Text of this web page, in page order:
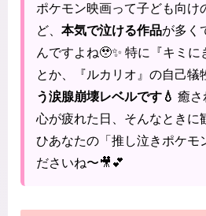
ポケモン映画って子ども向け
ど、 本気で泣ける作品が多く
んですよね🥹✨ 特に『キミに
とか、『ルカリオ』の自己
う涙腺崩壊レベルです💧 癒さ
心が疲れた日、そんなときに
ひあなたの「推し泣きポケモ
ださいね〜🎥💕